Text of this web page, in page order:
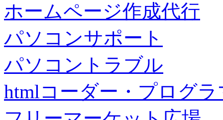
ホームページ作成代行
パソコンサポート
パソコントラブル
htmlコーダー・プログラ